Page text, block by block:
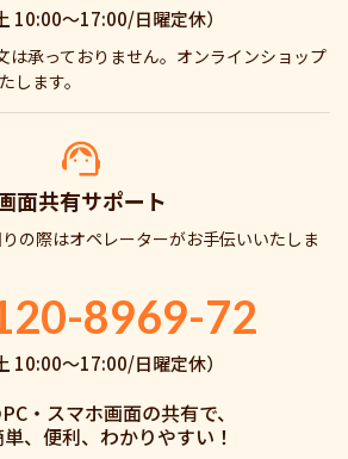
10:00〜17:00/日曜定休）
は承っておりません。オンラインショップ
します。
面共有サポート
の際はオペレーターがお手伝いいたしま
8969-72
10:00〜17:00/日曜定休）
・スマホ画面の共有で、
、便利、わかりやすい！